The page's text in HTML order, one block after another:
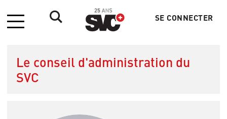
Menu
de
SE CONNECTER
Le conseil d'administration du
SVC